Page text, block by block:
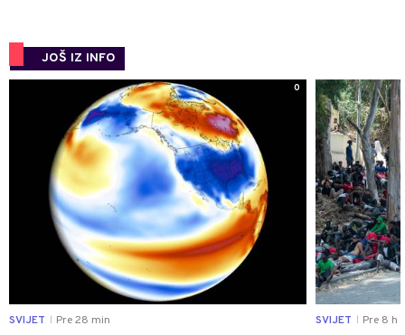
JOŠ IZ INFO
0
SVIJET Pre 28 min SVIJET Pre 8 h